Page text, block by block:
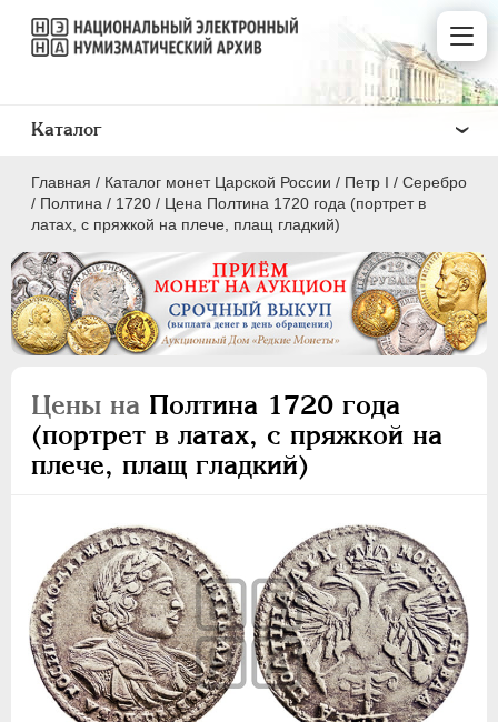
Главная / Каталог монет Царской России / Пeтр I / Серебро
/ Полтина / 1720 / Цена Полтина 1720 года (портрет в
латах, с пряжкой на плече, плащ гладкий)
Цены на Полтина 1720 года
(портрет в латах, с пряжкой на
плече, плащ гладкий)
Каталог
ПEТР I 1699 - 1725
Серебро
1 рубль
Полтина
Гривенник
Гривна
10 денег
5 копеек
Алтын(ник)
1 копейка